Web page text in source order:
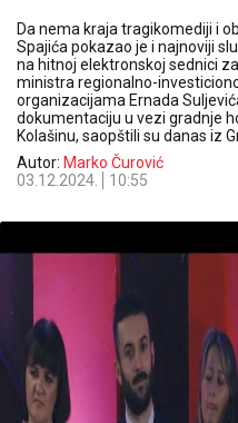
Da nema kraja tragikomediji i
Spajića pokazao je i najnoviji
na hitnoj elektronskoj sednici
ministra regionalno-
organizacijama Ernada
dokumentaciju u vezi gradnje
Kolašinu, saopštili su danas iz
Autor: Marko Čurović
03.12.2024.
10:55